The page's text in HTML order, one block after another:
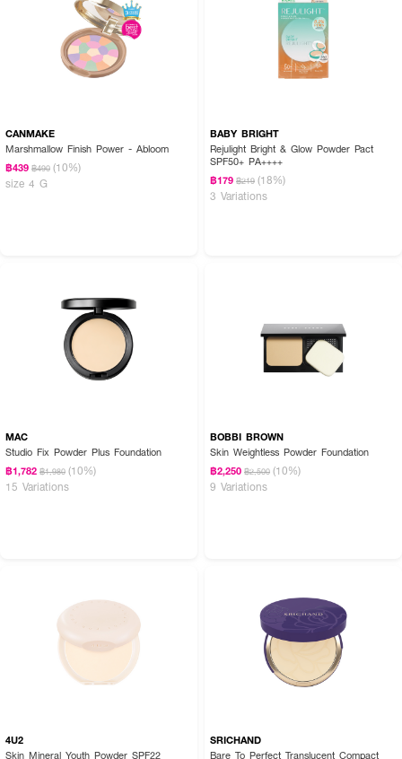
● แป้งรุ่นนี้ช่วยเรื่องควบคุมความมันได้ดีไหม และทำให้ผิวดูแห้งกร้านเกินไปหรือ
ควบคุมความมันได้ดีเยี่ยมเลยค่ะ เพราะมีส่วนผสมของ Oil-Absorbing Powder ที่
ช่วยทำหน้าที่ดูดซับความมันส่วนเกินโดยเฉพาะ ทำให้ผิวดูแมตต์และติดทนนานค่ะ แต่
● เทคโนโลยี Lasting Matte & Blur มีคุณสมบัติเด่นอย่างไรในการแต่งหน้าคะ?
เทคโนโลยีนี้เป็นการผสานพลังระหว่างอนุภาค Soft Blur และสารดูดซับความมันค่ะ
โดยอนุภาค Soft Blur จะช่วยทำหน้าที่กระจายแสงเพื่อช่วยอำพรางรูขุมขนและ
บล็อคความมัน เบลอผิวเนียนใส พร้อมสู้แดดและบำรุงล้ำลึกอย่างมั่นใจ ☀️ชวน
มอง เผยผิวแมตต์ละมุน ไร้ที่ติตลอดวัน
CANMAKE
Marshmallow Finish Power - Abloom
฿439 ฿490 (10%)
size 4 G
BABY BRIGHT
Rejulight Bright & Glow Powder Pact
SPF50+ PA++++
฿179 ฿219 (18%)
3 Variations
MAC
Studio Fix Powder Plus Foundation
฿1,782 ฿1,980 (10%)
15 Variations
BOBBI BROWN
Skin Weightless Powder Foundation
฿2,250 ฿2,500 (10%)
9 Variations
4U2
Skin Mineral Youth Powder SPF22
SRICHAND
Bare To Perfect Translucent Compact